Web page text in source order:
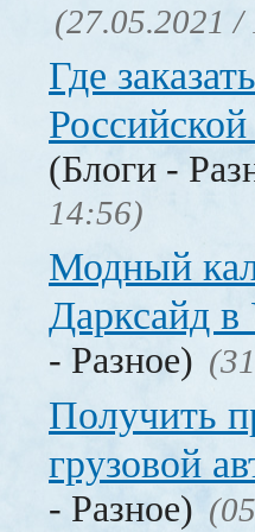
(27.05.2021 /
Где
(Блоги -
14:56)
Модный
Дарксайд в
- Разное)
Получить
грузовой
- Разное)